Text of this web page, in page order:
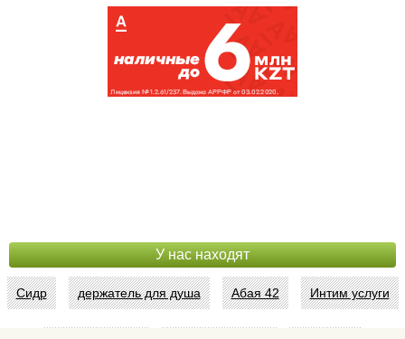
У нас находят
Сидр держатель для душа Абая 42 Интим услуги